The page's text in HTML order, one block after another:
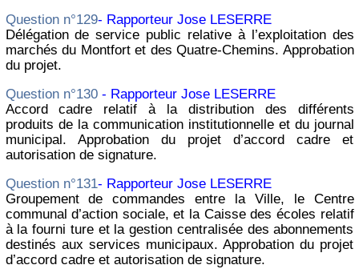
Question n°129- Rapporteur Jose LESERRE
Délégation de service public relative à l’exploitation des
marchés du Montfort et des Quatre-Chemins. Approbation
du projet.
Question n°130- Rapporteur Jose LESERRE
Accord cadre relatif à la distribution des différents
produits de la communication institutionnelle et du journal
municipal. Approbation du projet d’accord cadre et
autorisation de signature.
Question n°131- Rapporteur Jose LESERRE
Groupement de commandes entre la Ville, le Centre
communal d’action sociale, et la Caisse des écoles relatif
à la fourni ture et la gestion centralisée des abonnements
destinés aux services municipaux. Approbation du projet
d’accord cadre et autorisation de signature.